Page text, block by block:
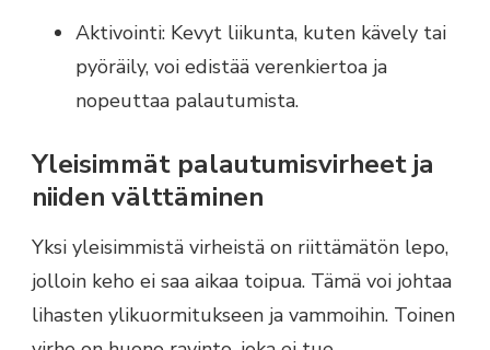
Aktivointi: Kevyt liikunta, kuten kävely tai
pyöräily, voi edistää verenkiertoa ja
nopeuttaa palautumista.
Yleisimmät palautumisvirheet ja
niiden välttäminen
Yksi yleisimmistä virheistä on riittämätön lepo,
jolloin keho ei saa aikaa toipua. Tämä voi johtaa
lihasten ylikuormitukseen ja vammoihin. Toinen